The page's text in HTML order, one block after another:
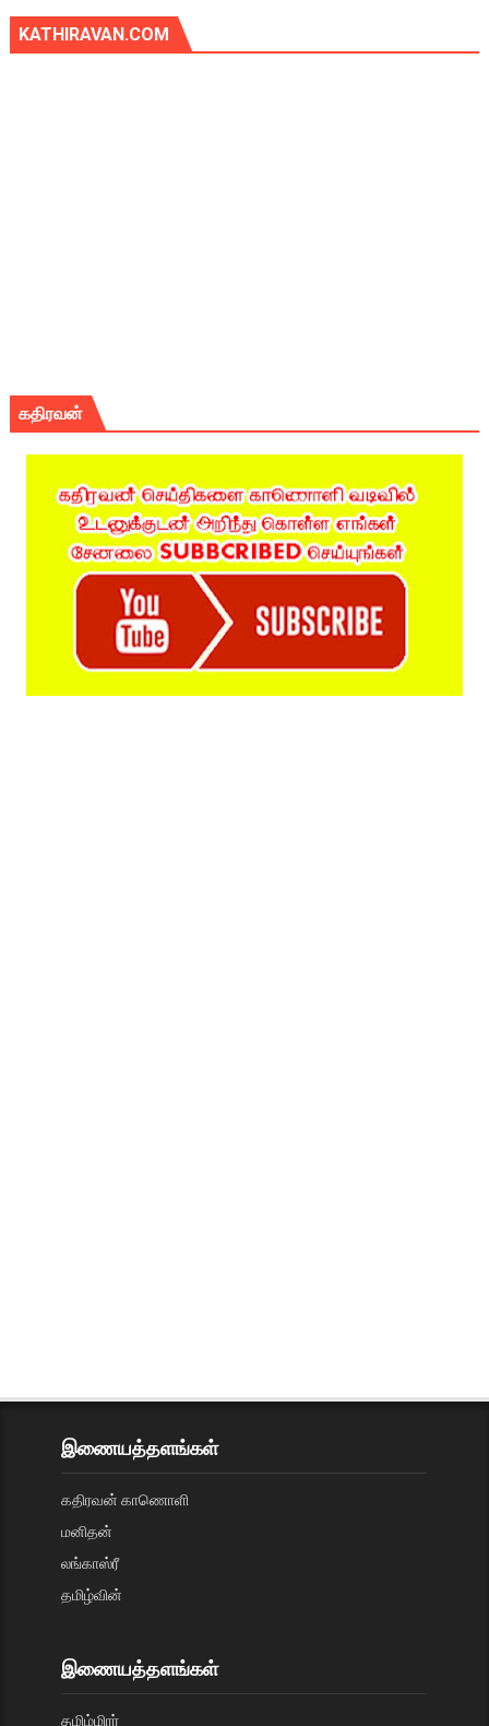
KATHIRAVAN.COM
கதிரவன்
இணையத்தளங்கள்
கதிரவன் காணொளி
மனிதன்
லங்காஸ்ரீ
தமிழ்வின்
இணையத்தளங்கள்
தமிழ்மிரர்